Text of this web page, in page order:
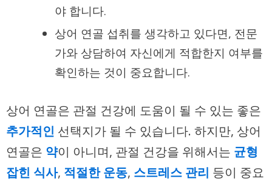
야 합니다.
상어 연골 섭취를 생각하고 있다면, 전문
가와 상담하여 자신에게 적합한지 여부를
확인하는 것이 중요합니다.
상어 연골은 관절 건강에 도움이 될 수 있는 좋은
추가적인 선택지가 될 수 있습니다. 하지만, 상어
연골은 약이 아니며, 관절 건강을 위해서는 균형
잡힌 식사, 적절한 운동, 스트레스 관리 등이 중요